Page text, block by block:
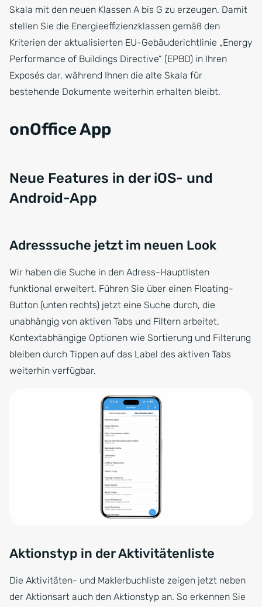
Skala mit den neuen Klassen A bis G zu erzeugen. Damit
stellen Sie die Energieeffizienzklassen gemäß den
Kriterien der aktualisierten EU-Gebäuderichtlinie „Energy
Performance of Buildings Directive“ (EPBD) in Ihren
Exposés dar, während Ihnen die alte Skala für
bestehende Dokumente weiterhin erhalten bleibt.
onOffice App
Neue Features in der iOS- und
Android-App
Adresssuche jetzt im neuen Look
Wir haben die Suche in den Adress-Hauptlisten
funktional erweitert. Führen Sie über einen Floating-
Button (unten rechts) jetzt eine Suche durch, die
unabhängig von aktiven Tabs und Filtern arbeitet.
Kontextabhängige Optionen wie Sortierung und Filterung
bleiben durch Tippen auf das Label des aktiven Tabs
weiterhin verfügbar.
Aktionstyp in der Aktivitätenliste
Die Aktivitäten- und Maklerbuchliste zeigen jetzt neben
der Aktionsart auch den Aktionstyp an. So erkennen Sie